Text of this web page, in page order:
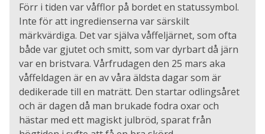
Förr i tiden var våfflor på bordet en statussymbol.
Inte för att ingredienserna var särskilt
märkvärdiga. Det var själva våffeljärnet, som ofta
både var gjutet och smitt, som var dyrbart då järn
var en bristvara. Vårfrudagen den 25 mars aka
våffeldagen är en av våra äldsta dagar som är
dedikerade till en maträtt. Den startar odlingsåret
och är dagen då man brukade fodra oxar och
hästar med ett magiskt julbröd, sparat från